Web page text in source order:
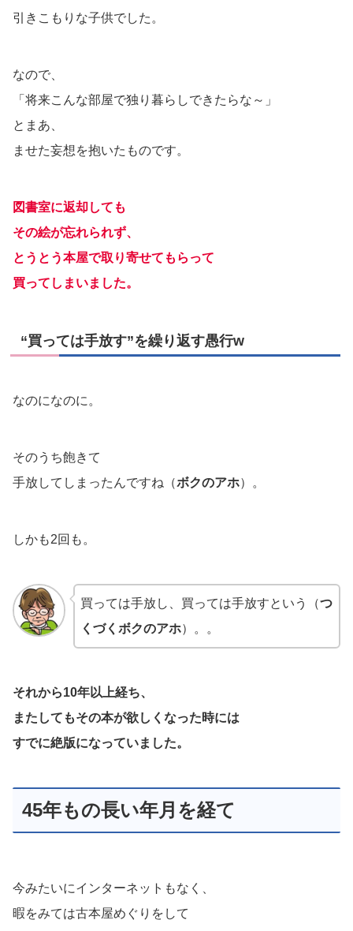
引きこもりな子供でした。
なので、
「将来こんな部屋で独り暮らしできたらな～」
とまあ、
ませた妄想を抱いたものです。
図書室に返却しても
その絵が忘れられず、
とうとう本屋で取り寄せてもらって
買ってしまいました。
“買っては手放す”を繰り返す愚行w
なのになのに。
そのうち飽きて
手放してしまったんですね（ボクのアホ）。
しかも2回も。
買っては手放し、買っては手放すという（つ
くづくボクのアホ）。。
それから10年以上経ち、
またしてもその本が欲しくなった時には
すでに絶版になっていました。
45年もの長い年月を経て
今みたいにインターネットもなく、
暇をみては古本屋めぐりをして